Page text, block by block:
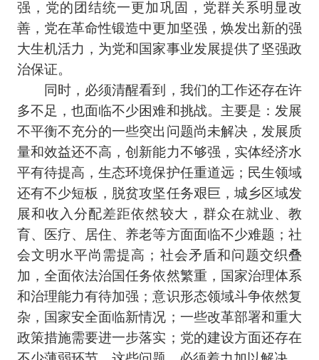
强，党的团结统一更加巩固，党群关系明显改
善，党在革命性锻造中更加坚强，焕发出新的强
大生机活力，为党和国家事业发展提供了坚强政
治保证。
同时，必须清醒看到，我们的工作还存在许
多不足，也面临不少困难和挑战。主要是：发展
不平衡不充分的一些突出问题尚未解决，发展质
量和效益还不高，创新能力不够强，实体经济水
平有待提高，生态环境保护任重道远；民生领域
还有不少短板，脱贫攻坚任务艰巨，城乡区域发
展和收入分配差距依然较大，群众在就业、教
育、医疗、居住、养老等方面面临不少难题；社
会文明水平尚需提高；社会矛盾和问题交织叠
加，全面依法治国任务依然繁重，国家治理体系
和治理能力有待加强；意识形态领域斗争依然复
杂，国家安全面临新情况；一些改革部署和重大
政策措施需要进一步落实；党的建设方面还存在